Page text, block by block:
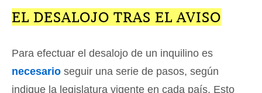
EL DESALOJO TRAS EL AVISO
Para efectuar el desalojo de un inquilino es
necesario seguir una serie de pasos, según
indique la legislatura vigente en cada país. Esto